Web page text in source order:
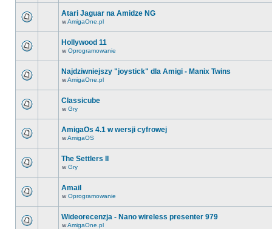
Atari Jaguar na Amidze NG
wAmigaOne.pl
Hollywood 11
w Oprogramowanie
Najdziwniejszy "joystick" dla Amigi - Manix Twins
wAmigaOne.pl
Classicube
w Gry
AmigaOs 4.1 w wersji cyfrowej
wAmigaOS
The Settlers II
w Gry
Amail
w Oprogramowanie
Wideorecenzja - Nano wireless presenter 979
wAmigaOne.pl